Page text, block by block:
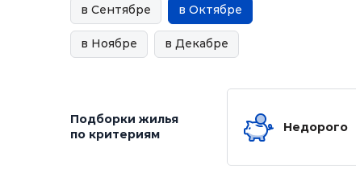
в Сентябре в Октябре
в Ноябре в Декабре
Подборки жилья
по критериям
Недорого